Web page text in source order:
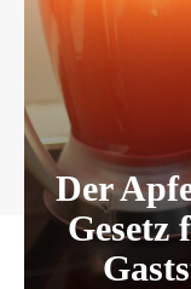
Der
Gesetz